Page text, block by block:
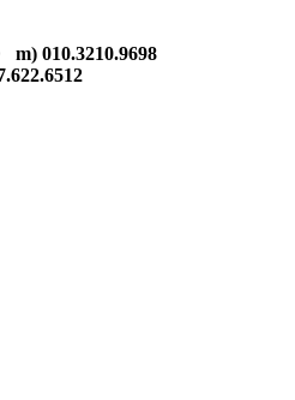
010.3210.9698